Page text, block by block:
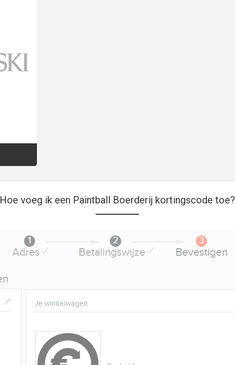
Hoe voeg ik een Paintball Boerderij kortingscode toe?